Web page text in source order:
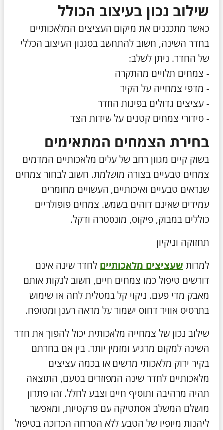
שילוב נכון בעיצוב הכולל
כאשר מתכננים את מיקום העציצים המלאכותיים
בחדר השינה, חשוב להתחשב בסגנון העיצוב הכללי
של החדר. ניתן לשלב:
- צמחים תלויים מהתקרה
- מדפי צמחייה על הקיר
- עציצים גדולים בפינות החדר
- סידורי צמחים קטנים על שידות הצד
בחירת הצמחים המתאימים
בשוק קיים מגוון רחב של עלים מלאכותיים המדמים
צמחים טבעיים בצורה מושלמת. חשוב לבחור צמחים
שנראים טבעיים ואיכותיים, העשויים מחומרים
עמידים שאינם דוהים בשמש. צמחים פופולריים
כוללים במבוק, פיקוס, מונסטרה ודקל.
תחזוקה וניקיון
למרות שעציצים מלאכותיים לחדר שינה אינם
דורשים טיפול כמו צמחים חיים, חשוב לנקות אותם
מאבק מדי פעם. ניקוי קל במטלית לחה או שימוש
בתרסיס אוויר דחוס ישמור על מראה רענן ומטופח.
שילוב נכון של צמחייה מלאכותית יכול להפוך את חדר
השינה למקום מרגיע ומזמין יותר. בין אם בחרתם
בקיר ירוק מלאכותי מרשים או בכמה עציצים
מלאכותיים לחדר שינה המפוזרים בטעם, התוצאה
תהיה מרהיבה ותוסיף חיים וצבע לחלל. זהו פתרון
מושלם המשלב אסתטיקה עם פרקטיות, ומאפשר
ליהנות מיופיו של הטבע ללא הטרחה הכרוכה בטיפול